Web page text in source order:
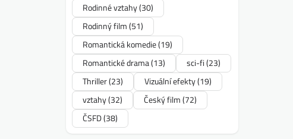
Rodinné vztahy(30)
Rodinný film(51)
Romantická komedie(19)
Romantické drama(13) sci-fi(23)
Thriller(23) Vizuální efekty(19)
vztahy(32) Český film(72)
ČSFD(38)